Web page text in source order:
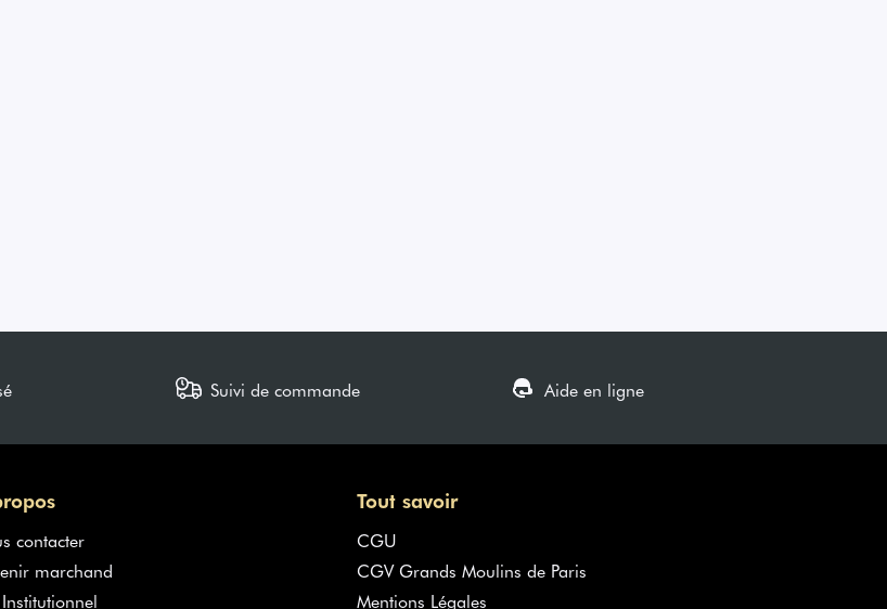
Suivi de commande Aide en ligne
contacter
marchand
Tout savoir
CGU
CGV Grands Moulins de Paris
Mentions Légales